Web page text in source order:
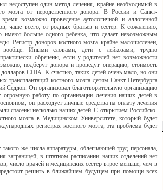
недоступен один метод лечения, крайне необходимый в
мозга от неродственного донора. В России и Санкт-
возможно проведение аутологичной и аллогенной
чаще всего, от родных братьев и сестер. К сожалению,
имеют больше одного ребенка, что делает невозможным
Регистр доноров костного мозга крайне малочисленен,
вообще. Иными словами, дети с лейкозами, трудно
обречены, если у родителей нет возможности
подберут донора и проведут операцию, стоимость
долларов США. К счастью, таких детей очень мало, но они
трансплантаций костного мозга детям Санкт-Петербурга
Седдон. Он организовал благотворительную организацию
работу по организации лечения наших детей в
он расходует личные средства на оплату лечения
спасены несколько наших детей. С открытием Российско-
мозга в Медицинском Университете, который будет
регистрах костного мозга, эта проблема будет
же числа аппаратуры, облегчающей труд персонала,
заграницей, в штатном расписании наших отделений нет
число врачей и медицинских сестер втрое меньше, чем в
решить в ближайшем будущем при помощи всех